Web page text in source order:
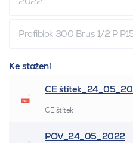
Profiblok 300 Brus 1/2 P
Ke stažení
CE
CE štítek
POV_24_05_2022